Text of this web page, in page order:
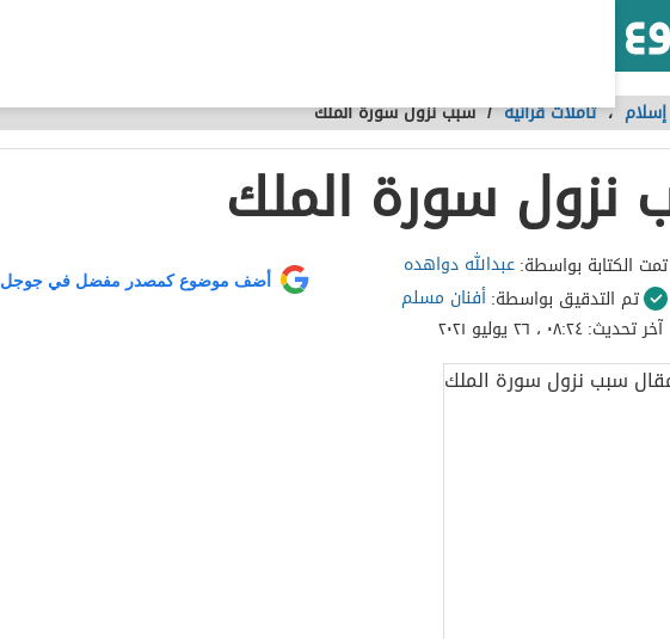
إسلام ،تأملات قرآنية /سبب نزول سورة الملك
نزول سورة الملك
تمت الكتابة بواسطة:عبدالله دواهده
تم التدقيق بواسطة:أفنان مسلم
آخر تحديث:٠٨:٢٤ ، ٢٦ يوليو ٢٠٢١
أضف موضوع كمصدر مفضل في جوجل